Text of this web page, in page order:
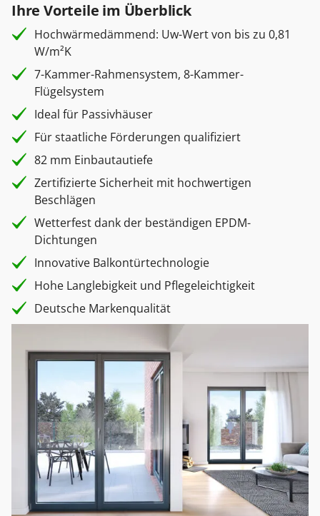
Ihre Vorteile im Überblick
Hochwärmedämmend: Uw-Wert von bis zu 0,81
W/m²K
7-Kammer-Rahmensystem, 8-Kammer-
Flügelsystem
Ideal für Passivhäuser
Für staatliche Förderungen qualifiziert
82 mm Einbautautiefe
Zertifizierte Sicherheit mit hochwertigen
Beschlägen
Wetterfest dank der beständigen EPDM-
Dichtungen
Innovative Balkontürtechnologie
Hohe Langlebigkeit und Pflegeleichtigkeit
Deutsche Markenqualität